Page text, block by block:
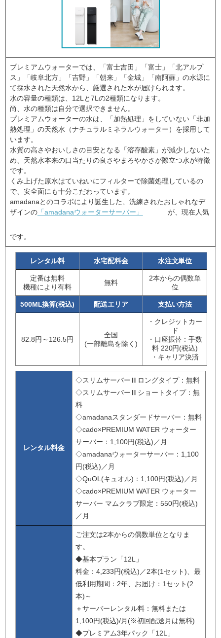
プレミアムウォーターでは、「富士吉田」「富士」「北アルプ
ス」「岐阜北方」「吉野」「朝来」「金城」「南阿蘇」の水源に
て採水された天然水から、厳選された水が届けられます。
水の容量の種類は、12Lと7Lの2種類になります。
尚、水の種類は自分で選択できません。
プレミアムウォーターの水は、「加熱処理」をしていない「非加
熱処理」の天然水（ナチュラルミネラルウォーター）を採用して
います。
水質の高さやおいしさの目安となる「溶存酸素」が減少しないた
め、天然水本来の口当たりの良さやまろやかさが際立つ水が特徴
です。
くみ上げた原水はていねいにフィルターで除菌処理しているの
で、安全面にも十分こだわっています。
amadanaとのコラボにより誕生した、洗練されたおしゃれなデ
ザインの「amadanaウォーターサーバー」 が、現在人気
です。
レンタル料 水宅配料金 水注文単位
定番は無料
機種により有料
無料
2本からの偶数単
位
500ML換算(税込) 配送エリア 支払い方法
82.8円～126.5円
全国
(一部離島を除く)
・クレジットカー
ド
・口座振替：手数
料 220円(税込)
・キャリア決済
レンタル料金
◇スリムサーバーⅢロングタイプ：無料
◇スリムサーバーⅢショートタイプ：無
料
◇amadanaスタンダードサーバー：無料
◇cado×PREMIUM WATER ウォーター
サーバー：1,100円(税込)／月
◇amadanaウォーターサーバー：1,100
円(税込)／月
◇QuOL(キュオル)：1,100円(税込)／月
◇cado×PREMIUM WATER ウォーター
サーバー マムクラブ限定：550円(税込)
／月
ご注文は2本からの偶数単位となりま
す。
◆基本プラン「12L」
料金：4,233円(税込)／2本(1セット)、最
低利用期間：2年、お届け：1セット(2
本)～
＋サーバーレンタル料：無料または
1,100円(税込)/月(※初回配送月は無料)
◆プレミアム3年パック「12L」